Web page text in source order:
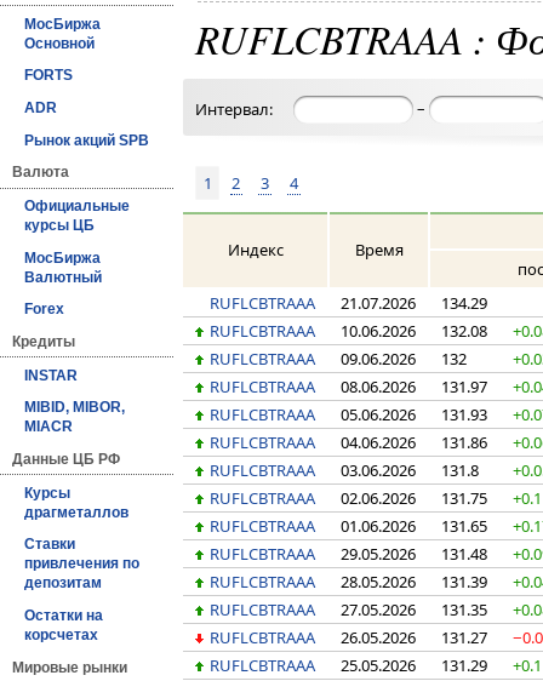
МосБиржа
Основной
FORTS
ADR
Рынок акций SPB
Валюта
Официальные
курсы ЦБ
МосБиржа
Валютный
Forex
Кредиты
INSTAR
MIBID, MIBOR,
MIACR
Данные ЦБ РФ
Курсы
драгметаллов
Ставки
привлечения по
депозитам
Остатки на
корсчетах
Мировые рынки
RUFLCBTRAAA :
Интервал: –
1 2 3 4
Индекс
Время
RUFLCBTRAAA
21.07.2026
134.29
RUFLCBTRAAA
10.06.2026 132.08
RUFLCBTRAAA
09.06.2026 132
RUFLCBTRAAA
08.06.2026 131.97
RUFLCBTRAAA
05.06.2026 131.93
RUFLCBTRAAA
04.06.2026 131.86
RUFLCBTRAAA
03.06.2026 131.8
RUFLCBTRAAA
02.06.2026 131.75
+0.1
RUFLCBTRAAA
01.06.2026 131.65
RUFLCBTRAAA
29.05.2026 131.48
RUFLCBTRAAA
28.05.2026 131.39
RUFLCBTRAAA
27.05.2026 131.35
RUFLCBTRAAA
26.05.2026 131.27
RUFLCBTRAAA
25.05.2026 131.29